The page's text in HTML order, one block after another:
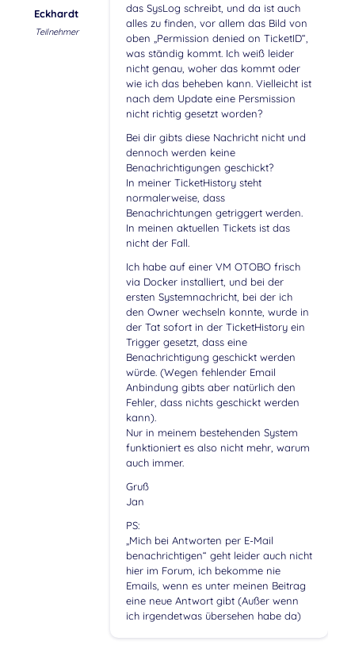
Eckhardt
Teilnehmer
das SysLog schreibt, und da ist auch
alles zu finden, vor allem das Bild von
oben „Permission denied on TicketID“,
was ständig kommt. Ich weiß leider
nicht genau, woher das kommt oder
wie ich das beheben kann. Vielleicht ist
nach dem Update eine Persmission
nicht richtig gesetzt worden?
Bei dir gibts diese Nachricht nicht und
dennoch werden keine
Benachrichtigungen geschickt?
In meiner TicketHistory steht
normalerweise, dass
Benachrichtungen getriggert werden.
In meinen aktuellen Tickets ist das
nicht der Fall.
Ich habe auf einer VM OTOBO frisch
via Docker installiert, und bei der
ersten Systemnachricht, bei der ich
den Owner wechseln konnte, wurde in
der Tat sofort in der TicketHistory ein
Trigger gesetzt, dass eine
Benachrichtigung geschickt werden
würde. (Wegen fehlender Email
Anbindung gibts aber natürlich den
Fehler, dass nichts geschickt werden
kann).
Nur in meinem bestehenden System
funktioniert es also nicht mehr, warum
auch immer.
Gruß
Jan
PS:
„Mich bei Antworten per E-Mail
benachrichtigen“ geht leider auch nicht
hier im Forum, ich bekomme nie
Emails, wenn es unter meinen Beitrag
eine neue Antwort gibt (Außer wenn
ich irgendetwas übersehen habe da)